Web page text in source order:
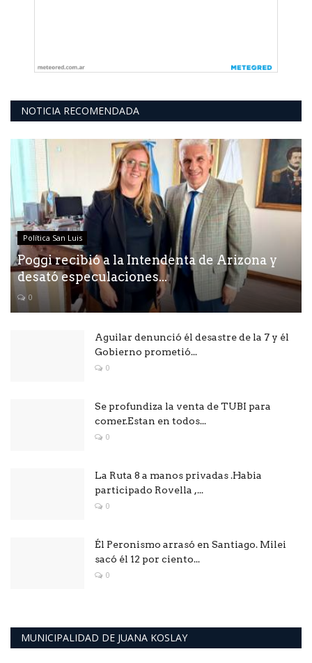
NOTICIA RECOMENDADA
Política San Luis
Poggi recibió a la Intendenta de Arizona y
desató especulaciones...
0
Aguilar denunció él desastre de la 7 y él
Gobierno prometió...
0
Se profundiza la venta de TUBI para
comer.Estan en todos...
0
La Ruta 8 a manos privadas .Habia
participado Rovella ,...
0
Él Peronismo arrasó en Santiago. Milei
sacó él 12 por ciento...
0
MUNICIPALIDAD DE JUANA KOSLAY